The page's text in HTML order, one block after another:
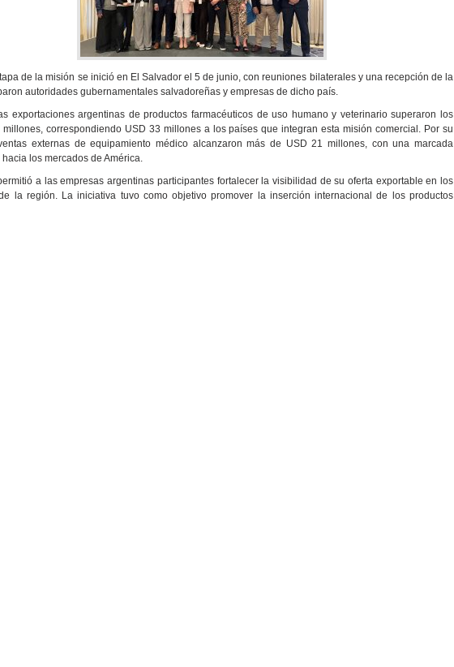
de la misión se inició en El Salvador el 5 de junio, con reuniones bilaterales y una recepción de la
autoridades gubernamentales salvadoreñas y empresas de dicho país.
exportaciones argentinas de productos farmacéuticos de uso humano y veterinario superaron los
millones, correspondiendo USD 33 millones a los países que integran esta misión comercial. Por su
externas de equipamiento médico alcanzaron más de USD 21 millones, con una marcada
los mercados de América.
a las empresas argentinas participantes fortalecer la visibilidad de su oferta exportable en los
la región. La iniciativa tuvo como objetivo promover la inserción internacional de los productos